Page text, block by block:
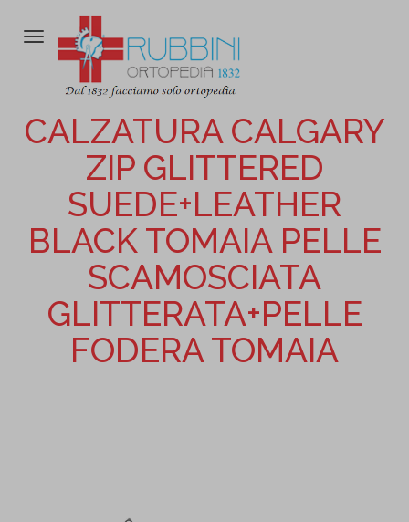
Attiva/disattiva
CALZATURA CALGARY
ZIP GLITTERED
SUEDE+LEATHER
BLACK TOMAIA PELLE
SCAMOSCIATA
GLITTERATA+PELLE
FODERA TOMAIA